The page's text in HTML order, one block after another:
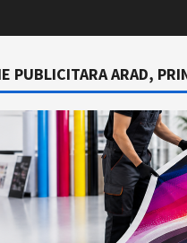
PUBLICITARA ARAD,